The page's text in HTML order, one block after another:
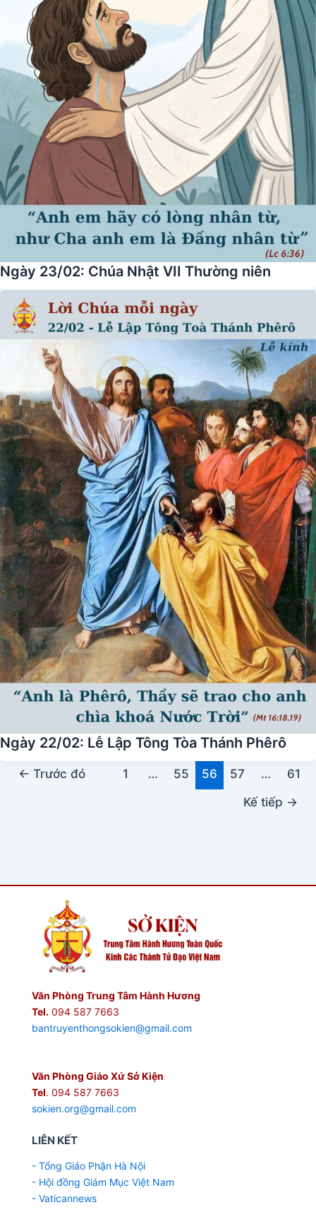
Ngày 23/02: Chúa Nhật VII Thường niên
Ngày 22/02: Lễ Lập Tông Tòa Thánh Phêrô
← Trước đó 1 … 55 56 57 …
61
Kế tiếp →
Văn Phòng Trung Tâm Hành Hương
Tel. 094 587 7663
bantruyenthongsokien@gmail.com
Văn Phòng Giáo Xứ Sở Kiện
Tel. 094 587 7663
sokien.org@gmail.com
LIÊN KẾT
- Tổng Giáo Phận Hà Nội
- Hội đồng Giám Mục Việt Nam
- Vaticannews